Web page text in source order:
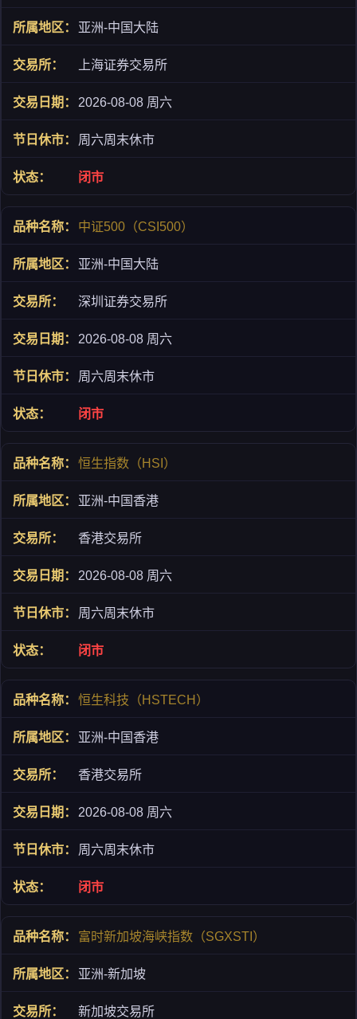
亚洲-中国大陆
上海证券交易所
2026-08-08 周六
周六周末休市
闭市
中证500（CSI500）
亚洲-中国大陆
深圳证券交易所
2026-08-08 周六
周六周末休市
闭市
恒生指数（HSI）
亚洲-中国香港
香港交易所
2026-08-08 周六
周六周末休市
闭市
恒生科技（HSTECH）
亚洲-中国香港
香港交易所
2026-08-08 周六
周六周末休市
闭市
富时新加坡海峡指数（SGXSTI）
亚洲-新加坡
新加坡交易所